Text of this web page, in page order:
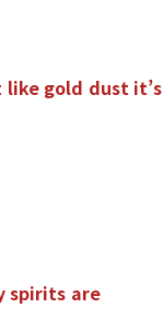
like gold dust it’s
spirits are